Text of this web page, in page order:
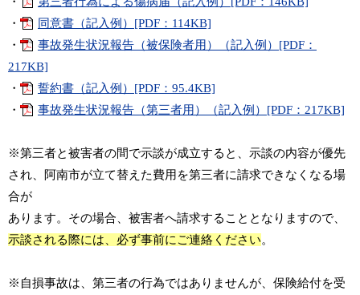
・
同意書（記入例）[PDF：114KB]
・
事故発生状況報告（被保険者用）（記入例）[PDF：
217KB]
・
誓約書（記入例）[PDF：95.4KB]
・
事故発生状況報告（第三者用）（記入例）[PDF：217KB]
※第三者と被害者の間で示談が成立すると、示談の内容が優先
され、阿南市が立て替えた費用を第三者に請求できなくなる場
合が
あります。その場合、被害者へ請求することとなりますので、
示談される際には、必ず事前にご連絡ください。
※自損事故は、第三者の行為ではありませんが、保険給付を受